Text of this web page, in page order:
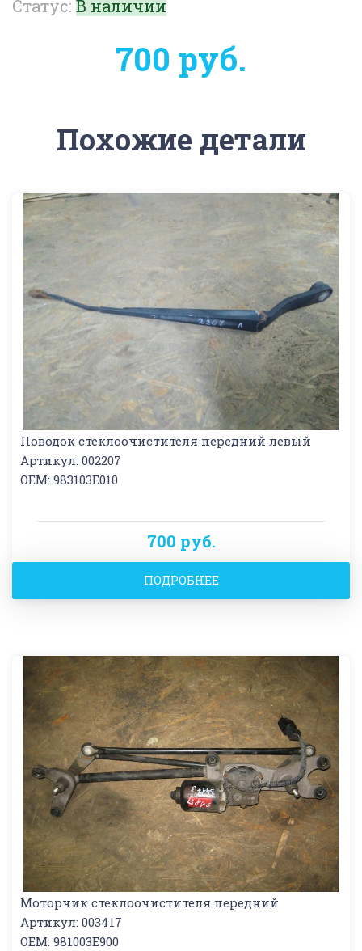
Статус: В наличии
700 руб.
Похожие детали
Поводок стеклоочистителя передний левый
Артикул: 002207
OEM: 983103E010
700 руб.
ПОДРОБНЕЕ
Моторчик стеклоочистителя передний
Артикул: 003417
OEM: 981003E900